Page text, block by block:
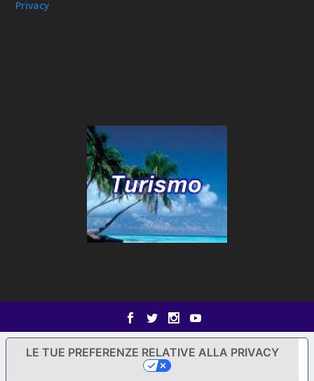
Privacy
LE TUE PREFERENZE RELATIVE ALLA PRIVACY